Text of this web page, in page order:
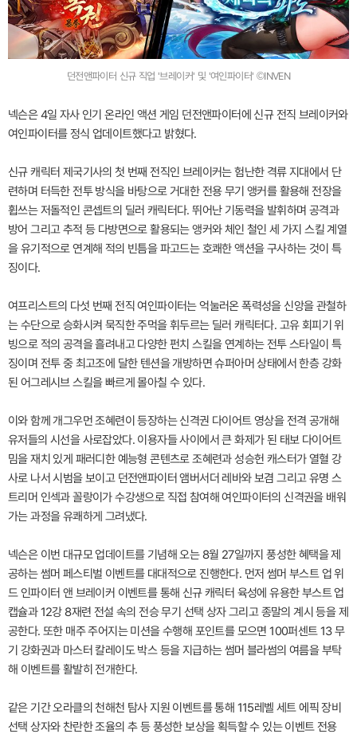
던전앤파이터 신규 직업 '브레이커' 및 '여인파이터' ©INVEN
넥슨은 4일 자사 인기 온라인 액션 게임 던전앤파이터에 신규 전직 브레이커와
여인파이터를 정식 업데이트했다고 밝혔다.
신규 캐릭터 제국기사의 첫 번째 전직인 브레이커는 험난한 격류 지대에서 단
련하며 터득한 전투 방식을 바탕으로 거대한 전용 무기 앵커를 활용해 전장을
휩쓰는 저돌적인 콘셉트의 딜러 캐릭터다. 뛰어난 기동력을 발휘하며 공격과
방어 그리고 추적 등 다방면으로 활용되는 앵커와 체인 철인 세 가지 스킬 계열
을 유기적으로 연계해 적의 빈틈을 파고드는 호쾌한 액션을 구사하는 것이 특
징이다.
여프리스트의 다섯 번째 전직 여인파이터는 억눌러온 폭력성을 신앙을 관철하
는 수단으로 승화시켜 묵직한 주먹을 휘두르는 딜러 캐릭터다. 고유 회피기 위
빙으로 적의 공격을 흘려내고 다양한 펀치 스킬을 연계하는 전투 스타일이 특
징이며 전투 중 최고조에 달한 텐션을 개방하면 슈퍼아머 상태에서 한층 강화
된 어그레시브 스킬을 빠르게 몰아칠 수 있다.
이와 함께 개그우먼 조혜련이 등장하는 신격권 다이어트 영상을 전격 공개해
유저들의 시선을 사로잡았다. 이용자들 사이에서 큰 화제가 된 태보 다이어트
밈을 재치 있게 패러디한 예능형 콘텐츠로 조혜련과 성승헌 캐스터가 열혈 강
사로 나서 시범을 보이고 던전앤파이터 앰버서더 레바와 보겸 그리고 유명 스
트리머 인섹과 꼴랑이가 수강생으로 직접 참여해 여인파이터의 신격권을 배워
가는 과정을 유쾌하게 그려냈다.
넥슨은 이번 대규모 업데이트를 기념해 오는 8월 27일까지 풍성한 혜택을 제
공하는 썸머 페스티벌 이벤트를 대대적으로 진행한다. 먼저 썸머 부스트 업 위
드 인파이터 앤 브레이커 이벤트를 통해 신규 캐릭터 육성에 유용한 부스트 업
캡슐과 12강 8재련 전설 속의 전승 무기 선택 상자 그리고 종말의 계시 등을 제
공한다. 또한 매주 주어지는 미션을 수행해 포인트를 모으면 100퍼센트 13 무
기 강화권과 마스터 칼레이도 박스 등을 지급하는 썸머 블라썸의 여름을 부탁
해 이벤트를 활발히 전개한다.
같은 기간 오라클의 천해천 탐사 지원 이벤트를 통해 115레벨 세트 에픽 장비
선택 상자와 찬란한 조율의 추 등 풍성한 보상을 획득할 수 있는 이벤트 전용